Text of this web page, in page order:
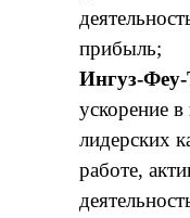
прибыль;
Ингуз-
ускорение в
лидерских
работе,